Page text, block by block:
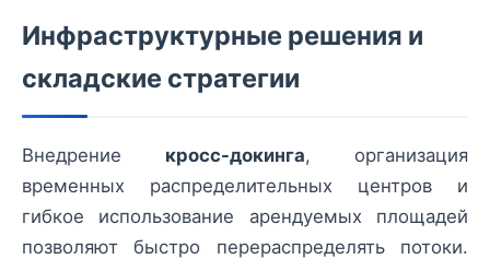
Инфраструктурные решения и
складские стратегии
Внедрение кросс-докинга, организация
временных распределительных центров и
гибкое использование арендуемых площадей
позволяют быстро перераспределять потоки.